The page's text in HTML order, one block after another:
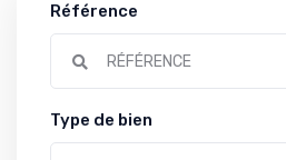
Référence
Type de bien